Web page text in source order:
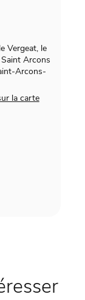
Vergeat, le
Arcons
Arcons-
la carte